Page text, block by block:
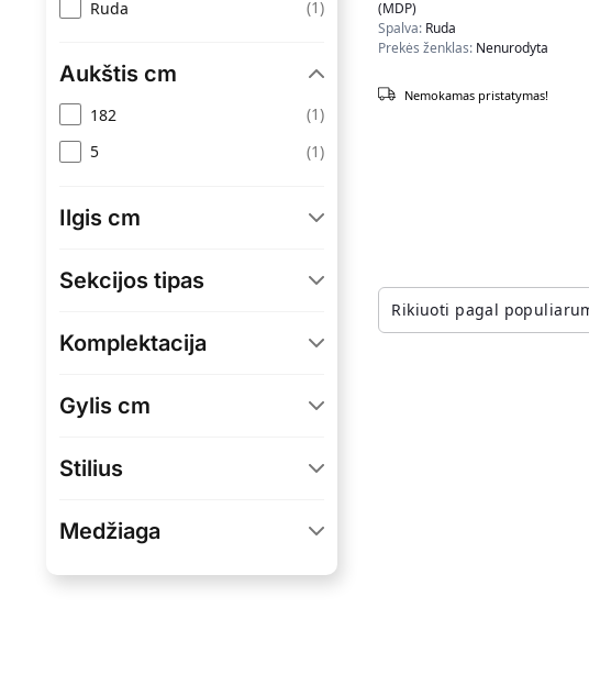
(MDP)
Spalva: Ruda
Prekės ženklas: Nenurodyta
Nemokamas pristatymas!
Ruda (1)
Aukštis cm
182 (1)
5
(1)
Ilgis cm
5
Sekcijos tipas
Komplektacija
Pastatoma spintelė
TV staliukas
Gylis cm
Stilius
Medžiaga
Medžio drožlių plokštė